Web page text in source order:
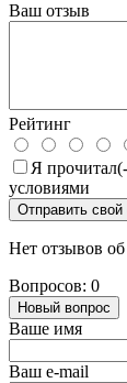
Ваш отзыв
Рейтинг
Я
условиями
Отправить свой
Нет отзывов об
Вопросов: 0
Новый вопрос
Ваше имя
Ваш e-mail